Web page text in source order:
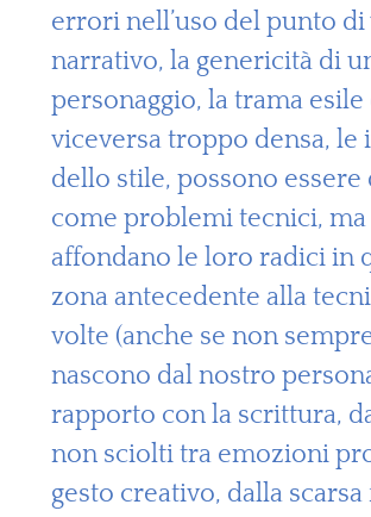
errori nell’uso del punto di
narrativo, la genericità di
personaggio, la trama esile
viceversa troppo densa, le
dello stile, possono
come problemi tecnici, ma
affondano le loro radici in
zona antecedente alla
volte (anche se non
nascono dal nostro
rapporto con la scrittura,
non sciolti tra emozioni
gesto creativo, dalla